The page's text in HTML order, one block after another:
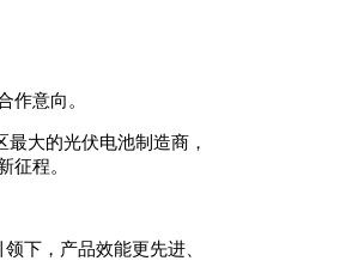
意向。
大的光伏电池制造商，
程。
下，产品效能更先进、